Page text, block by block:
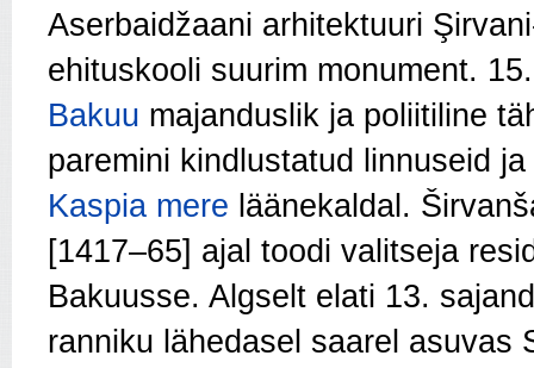
Aserbaidžaani arhitektuuri
ehituskooli suurim monument.
Bakuu majanduslik ja poliitiline
paremini kindlustatud linnuseid
Kaspia mere läänekaldal.
[1417–65] ajal toodi valitseja
Bakuusse. Algselt elati 13.
ranniku lähedasel saarel asuvas